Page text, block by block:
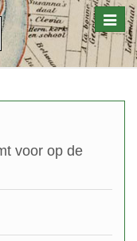
Toggle
voor op de